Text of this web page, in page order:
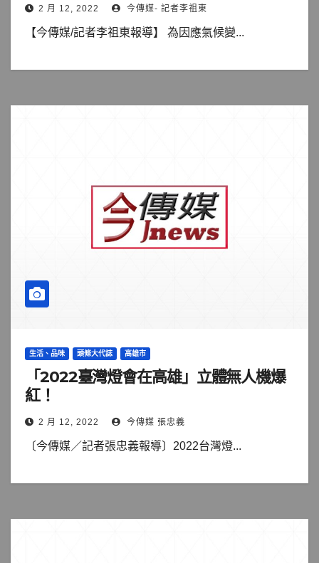
2 月 12, 2022 今傳媒- 記者李祖東
【今傳媒/記者李祖東報導】 為因應氣候變...
生活、品味 頭條大代誌 高雄市
「2022臺灣燈會在高雄」立體無人機爆
紅！
2 月 12, 2022 今傳媒 張忠義
〔今傳媒／記者張忠義報導〕2022台灣燈...